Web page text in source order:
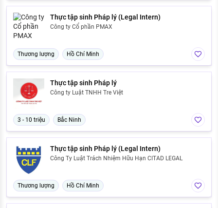
Thực tập sinh Pháp lý (Legal Intern)
Công ty Cổ phần PMAX
Thương lượng Hồ Chí Minh
Thực tập sinh Pháp lý
Công ty Luật TNHH Tre Việt
3 - 10 triệu Bắc Ninh
Thực tập sinh Pháp lý (Legal Intern)
Công Ty Luật Trách Nhiệm Hữu Hạn CITAD LEGAL
Thương lượng Hồ Chí Minh